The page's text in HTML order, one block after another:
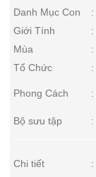
Danh Mục Con
Giới Tính
Mùa
Tổ Chức
Phong Cách
Bộ sưu tập
Chi tiết